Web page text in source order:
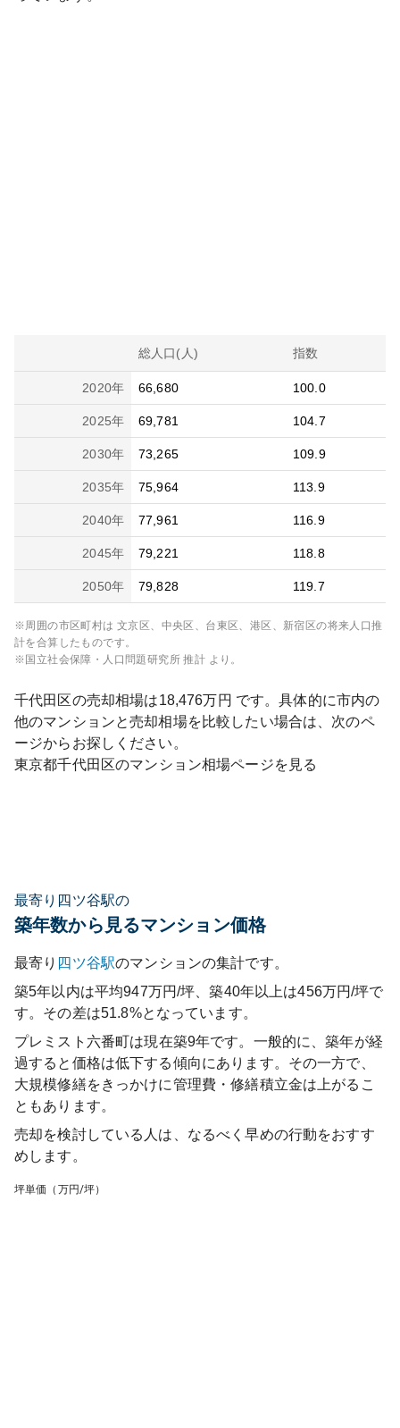
総人口(人) 指数
2020年 66,680 100.0
2025年 69,781 104.7
2030年 73,265 109.9
2035年 75,964 113.9
2040年 77,961 116.9
2045年 79,221 118.8
2050年 79,828 119.7
※周囲の市区町村は 文京区、中央区、台東区、港区、新宿区の将来人口推
計を合算したものです。
※国立社会保障・人口問題研究所 推計 より。
千代田区の売却相場は18,476万円 です。具体的に市内の
他のマンションと売却相場を比較したい場合は、次のペ
ージからお探しください。
東京都千代田区のマンション相場ページを見る
最寄り四ツ谷駅の
築年数から見るマンション価格
最寄り 四ツ谷駅のマンションの集計です。
築5年以内は平均947万円/坪、築40年以上は456万円/坪で
す。その差は51.8%となっています。
プレミスト六番町は現在築9年です。一般的に、築年が経
過すると価格は低下する傾向にあります。その一方で、
大規模修繕をきっかけに管理費・修繕積立金は上がるこ
ともあります。
売却を検討している人は、なるべく早めの行動をおすす
めします。
坪単価（万円/坪）